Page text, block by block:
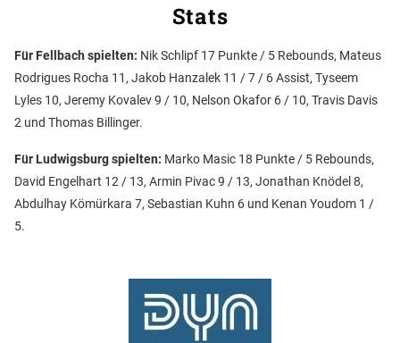
Stats
Für Fellbach spielten: Nik Schlipf 17 Punkte / 5 Rebounds, Mateus
Rodrigues Rocha 11, Jakob Hanzalek 11 / 7 / 6 Assist, Tyseem
Lyles 10, Jeremy Kovalev 9 / 10, Nelson Okafor 6 / 10, Travis Davis
2 und Thomas Billinger.
Für Ludwigsburg spielten: Marko Masic 18 Punkte / 5 Rebounds,
David Engelhart 12 / 13, Armin Pivac 9 / 13, Jonathan Knödel 8,
Abdulhay Kömürkara 7, Sebastian Kuhn 6 und Kenan Youdom 1 /
5.